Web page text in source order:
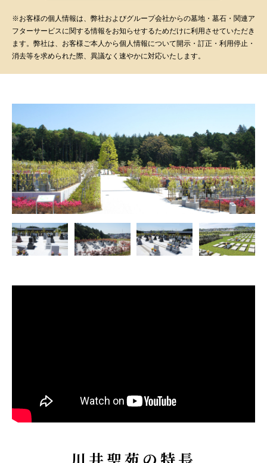
※お客様の個人情報は、弊社およびグループ会社からの墓地・墓石・関連ア
フターサービスに関する情報をお知らせするためだけに利用させていただき
ます。弊社は、お客様ご本人から個人情報について開示・訂正・利用停止・
消去等を求められた際、異議なく速やかに対応いたします。